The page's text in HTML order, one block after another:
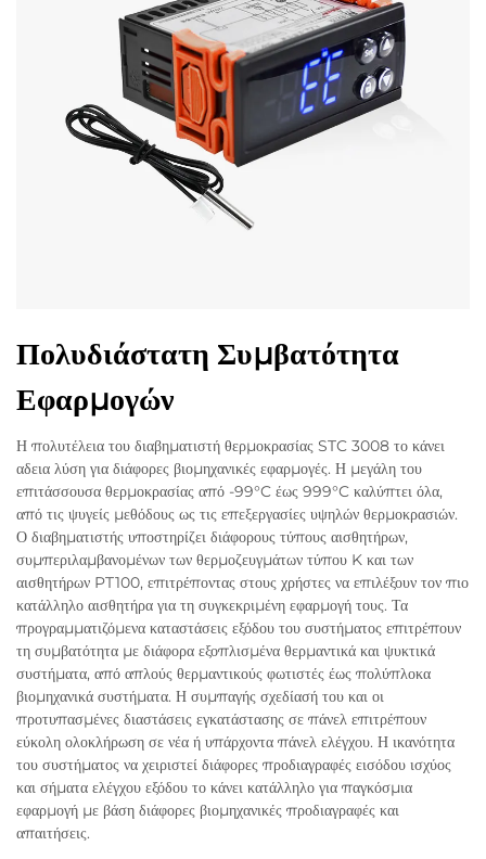
Πολυδιάστατη Συμβατότητα
Εφαρμογών
Η πολυτέλεια του διαβηματιστή θερμοκρασίας STC 3008 το κάνει
αδεια λύση για διάφορες βιομηχανικές εφαρμογές. Η μεγάλη του
επιτάσσουσα θερμοκρασίας από -99°C έως 999°C καλύπτει όλα,
από τις ψυγείς μεθόδους ως τις επεξεργασίες υψηλών θερμοκρασιών.
Ο διαβηματιστής υποστηρίζει διάφορους τύπους αισθητήρων,
συμπεριλαμβανομένων των θερμοζευγμάτων τύπου K και των
αισθητήρων PT100, επιτρέποντας στους χρήστες να επιλέξουν τον πιο
κατάλληλο αισθητήρα για τη συγκεκριμένη εφαρμογή τους. Τα
προγραμματιζόμενα καταστάσεις εξόδου του συστήματος επιτρέπουν
τη συμβατότητα με διάφορα εξοπλισμένα θερμαντικά και ψυκτικά
συστήματα, από απλούς θερμαντικούς φωτιστές έως πολύπλοκα
βιομηχανικά συστήματα. Η συμπαγής σχεδίασή του και οι
προτυπασμένες διαστάσεις εγκατάστασης σε πάνελ επιτρέπουν
εύκολη ολοκλήρωση σε νέα ή υπάρχοντα πάνελ ελέγχου. Η ικανότητα
του συστήματος να χειριστεί διάφορες προδιαγραφές εισόδου ισχύος
και σήματα ελέγχου εξόδου το κάνει κατάλληλο για παγκόσμια
εφαρμογή με βάση διάφορες βιομηχανικές προδιαγραφές και
απαιτήσεις.